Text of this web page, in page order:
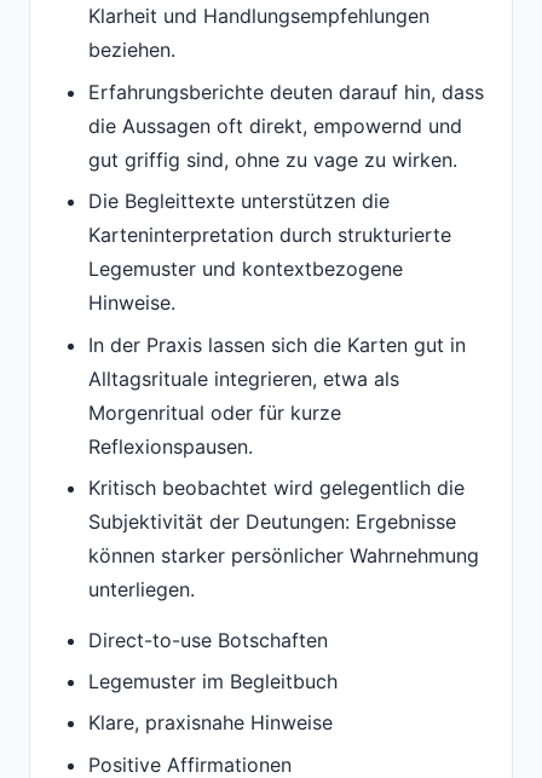
Klarheit und Handlungsempfehlungen
beziehen.
Erfahrungsberichte deuten darauf hin, dass
die Aussagen oft direkt, empowernd und
gut griffig sind, ohne zu vage zu wirken.
Die Begleittexte unterstützen die
Karteninterpretation durch strukturierte
Legemuster und kontextbezogene
Hinweise.
In der Praxis lassen sich die Karten gut in
Alltagsrituale integrieren, etwa als
Morgenritual oder für kurze
Reflexionspausen.
Kritisch beobachtet wird gelegentlich die
Subjektivität der Deutungen: Ergebnisse
können starker persönlicher Wahrnehmung
unterliegen.
Direct-to-use Botschaften
Legemuster im Begleitbuch
Klare, praxisnahe Hinweise
Positive Affirmationen